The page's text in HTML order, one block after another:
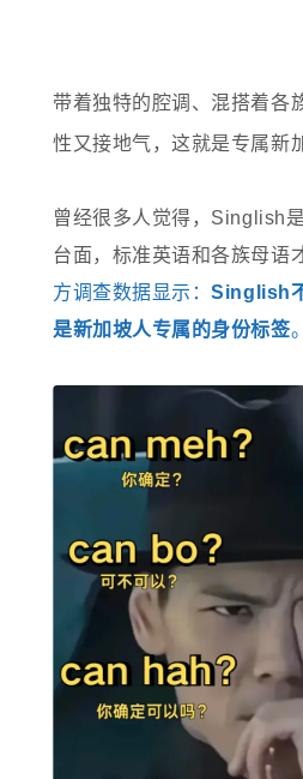
带着独特的腔调、混搭着各
性又接地气，这就是专属新
曾经很多人觉得，Singlish
台面，标准英语和各族母语
方调查数据显示：Singlish
是新加坡人专属的身份标签。